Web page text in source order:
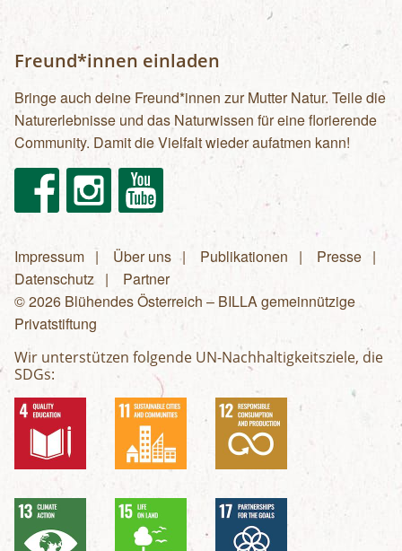
Freund*innen einladen
Bringe auch deine Freund*innen zur Mutter Natur. Teile die
Naturerlebnisse und das Naturwissen für eine florierende
Community. Damit die Vielfalt wieder aufatmen kann!
FacebookInstagram Youtube
Fußzeilenmenü
Impressum Über uns Publikationen
Presse
Datenschutz
Partner
© 2026 Blühendes Österreich – BILLA gemeinnützige
Privatstiftung
Wir unterstützen folgende UN-Nachhaltigkeitsziele, die
SDGs: